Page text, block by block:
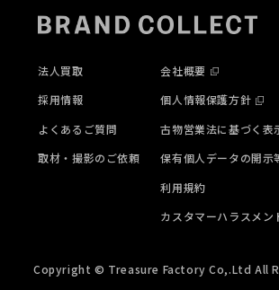
法人買取
採用情報
よくあるご質問
取材・撮影のご依頼
会社概要
個人情報保護方針
古物営業法に基づく表
保有個人データの開示
利用規約
カスタマーハラスメン
Copyright © Treasure Factory Co,.Ltd All